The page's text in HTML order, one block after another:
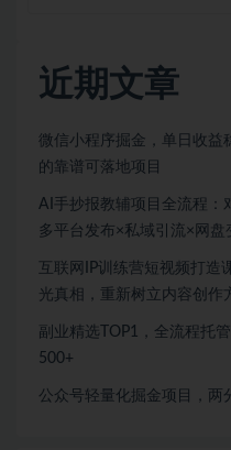
近期文章
微信小程序掘金，单日收益
的靠谱可落地项目
AI手抄报教辅项目全流程：
多平台发布×私域引流×网盘
互联网IP训练营短视频打造
光真相，重新树立内容创作
副业精选TOP1，全流程托
500+
公众号轻量化掘金项目，两